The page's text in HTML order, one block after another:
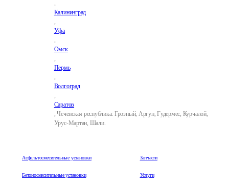
,
Калининград
,
Уфа
,
Омск
,
Пермь
,
Волгоград
,
Саратов
, Чеченская республика: Грозный, Аргун, Гудермес, Курчалой,
Урус-Мартан, Шали.
Асфальтосмесительные установки
Бетоносмесительные установки
Запчасти
Услуги